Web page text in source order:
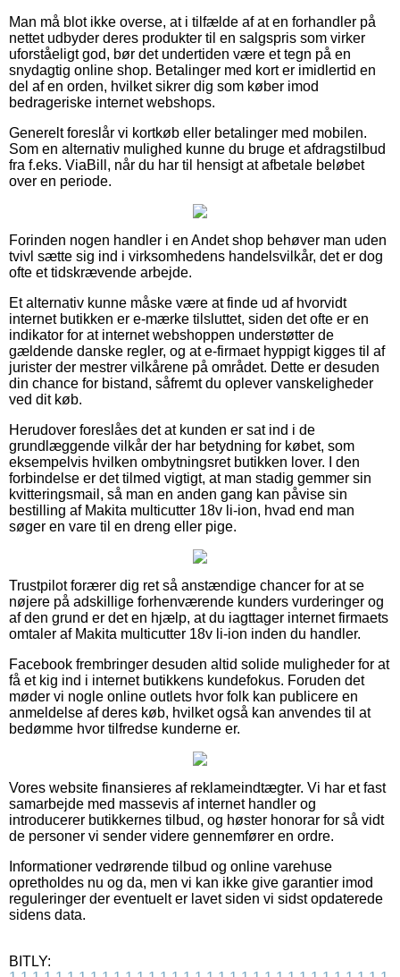
Man må blot ikke overse, at i tilfælde af at en forhandler på
nettet udbyder deres produkter til en salgspris som virker
uforståeligt god, bør det undertiden være et tegn på en
snydagtig online shop. Betalinger med kort er imidlertid en
del af en orden, hvilket sikrer dig som køber imod
bedrageriske internet webshops.
Generelt foreslår vi kortkøb eller betalinger med mobilen.
Som en alternativ mulighed kunne du bruge et afdragstilbud
fra f.eks. ViaBill, når du har til hensigt at afbetale beløbet
over en periode.
Forinden nogen handler i en Andet shop behøver man uden
tvivl sætte sig ind i virksomhedens handelsvilkår, det er dog
ofte et tidskrævende arbejde.
Et alternativ kunne måske være at finde ud af hvorvidt
internet butikken er e-mærke tilsluttet, siden det ofte er en
indikator for at internet webshoppen understøtter de
gældende danske regler, og at e-firmaet hyppigt kigges til af
jurister der mestrer vilkårene på området. Dette er desuden
din chance for bistand, såfremt du oplever vanskeligheder
ved dit køb.
Herudover foreslåes det at kunden er sat ind i de
grundlæggende vilkår der har betydning for købet, som
eksempelvis hvilken ombytningsret butikken lover. I den
forbindelse er det tilmed vigtigt, at man stadig gemmer sin
kvitteringsmail, så man en anden gang kan påvise sin
bestilling af Makita multicutter 18v li-ion, hvad end man
søger en vare til en dreng eller pige.
Trustpilot forærer dig ret så anstændige chancer for at se
nøjere på adskillige forhenværende kunders vurderinger og
af den grund er det en hjælp, at du iagttager internet firmaets
omtaler af Makita multicutter 18v li-ion inden du handler.
Facebook frembringer desuden altid solide muligheder for at
få et kig ind i internet butikkens kundefokus. Foruden det
møder vi nogle online outlets hvor folk kan publicere en
anmeldelse af deres køb, hvilket også kan anvendes til at
bedømme hvor tilfredse kunderne er.
Vores website finansieres af reklameindtægter. Vi har et fast
samarbejde med massevis af internet handler og
introducerer butikkernes tilbud, og høster honorar for så vidt
de personer vi sender videre gennemfører en ordre.
Informationer vedrørende tilbud og online varehuse
opretholdes nu og da, men vi kan ikke give garantier imod
reguleringer der eventuelt er lavet siden vi sidst opdaterede
sidens data.
BITLY: